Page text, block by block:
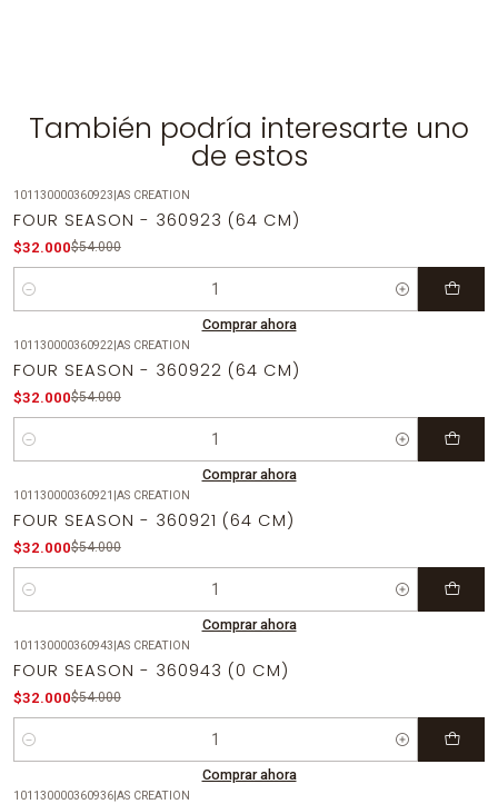
También podría interesarte uno
de estos
101130000360923|AS CREATION
FOUR SEASON - 360923 (64 CM)
$32.000$54.000
Cantidad
Comprar ahora
101130000360922|AS CREATION
FOUR SEASON - 360922 (64 CM)
$32.000$54.000
Cantidad
Comprar ahora
101130000360921 |AS CREATION
FOUR SEASON - 360921 (64 CM)
$32.000$54.000
Cantidad
Comprar ahora
101130000360943|AS CREATION
FOUR SEASON - 360943 (0 CM)
$32.000$54.000
Cantidad
Comprar ahora
101130000360936|AS CREATION